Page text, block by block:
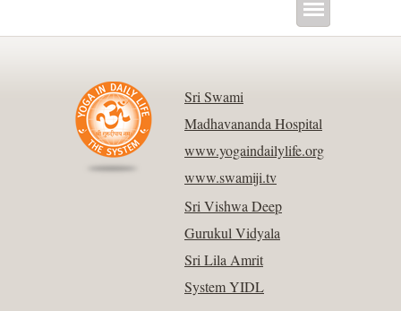
Sri Swami
Madhavananda Hospital
www.yogaindailylife.org
www.swamiji.tv
Sri Vishwa Deep
Gurukul Vidyala
Sri Lila Amrit
System YIDL